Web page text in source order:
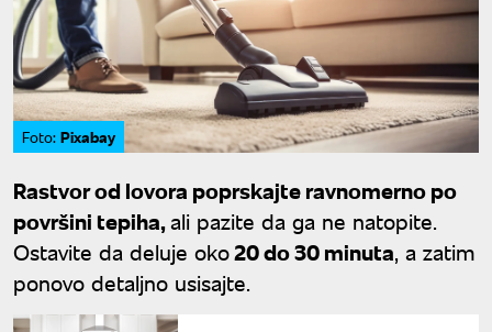
Foto: Pixabay
Rastvor od lovora poprskajte ravnomerno po
površini tepiha,ali pazite da ga ne natopite.
Ostavite da deluje oko20 do 30 minuta, a zatim
ponovo detaljno usisajte.